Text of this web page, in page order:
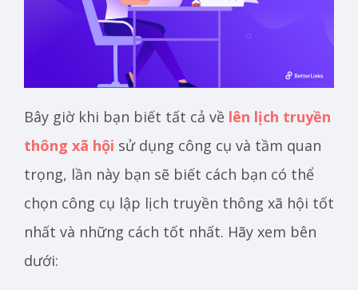
Bây giờ khi bạn biết tất cả về lên lịch truyền
thông xã hội sử dụng công cụ và tầm quan
trọng, lần này bạn sẽ biết cách bạn có thể
chọn công cụ lập lịch truyền thông xã hội tốt
nhất và những cách tốt nhất. Hãy xem bên
dưới: